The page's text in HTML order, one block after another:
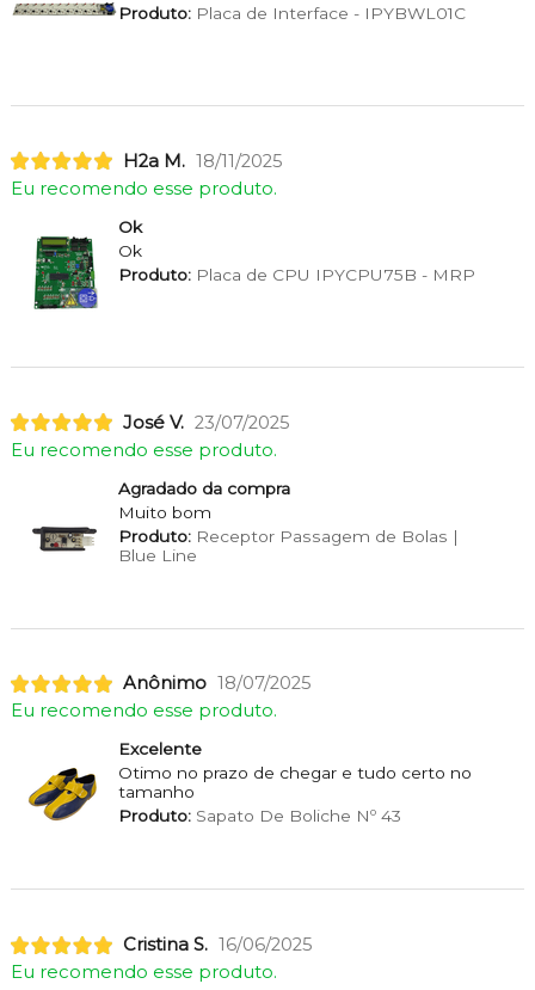
Produto:Placa de Interface - IPYBWL01C
H2a M. 18/11/2025
Eu recomendo esse produto.
Ok
Ok
Produto:Placa de CPU IPYCPU75B - MRP
José V. 23/07/2025
Eu recomendo esse produto.
Agradado da compra
Muito bom
Produto:Receptor Passagem de Bolas |
Blue Line
Anônimo 18/07/2025
Eu recomendo esse produto.
Excelente
Otimo no prazo de chegar e tudo certo no
tamanho
Produto:Sapato De Boliche Nº 43
Cristina S. 16/06/2025
Eu recomendo esse produto.